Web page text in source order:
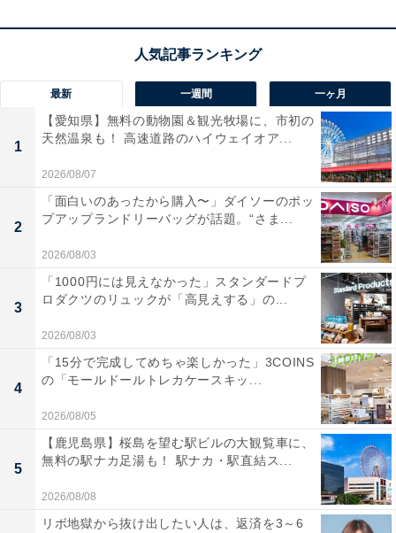
楽天トラベルでホテルを見る
「賢島宝生苑」の口コミは？
最新 一週間 一ヶ月
1
【愛知県】無料の動物園＆観光牧場に、市初の
天然温泉も！ 高速道路のハイウェイオア...
2026/08/07
2
「面白いのあったから購入〜」ダイソーのポッ
プアップランドリーバッグが話題。“さま...
2026/08/03
3
「1000円には見えなかった」スタンダードプ
ロダクツのリュックが「高見えする」の...
2026/08/03
4
「15分で完成してめちゃ楽しかった」3COINS
の「モールドールトレカケースキッ...
2026/08/05
5
【鹿児島県】桜島を望む駅ビルの大観覧車に、
無料の駅ナカ足湯も！ 駅ナカ・駅直結ス...
2026/08/08
リボ地獄から抜け出したい人は、返済を3～6